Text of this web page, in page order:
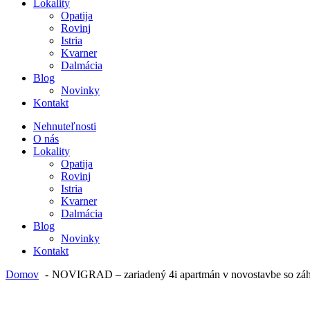
Lokality
Opatija
Rovinj
Istria
Kvarner
Dalmácia
Blog
Novinky
Kontakt
Nehnuteľnosti
O nás
Lokality
Opatija
Rovinj
Istria
Kvarner
Dalmácia
Blog
Novinky
Kontakt
Domov
NOVIGRAD – zariadený 4i apartmán v novostavbe so